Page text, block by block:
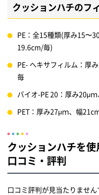
クッションハチのフ
PE：全15種類(厚み15〜
19.6cm/毎)
PE- ヘキサフィルム：厚
毎
バイオ-PE 20：厚み20μ
PET：厚み27μｍ、幅
クッションハチを
口コミ・評判
口コミ評判が見当たりません